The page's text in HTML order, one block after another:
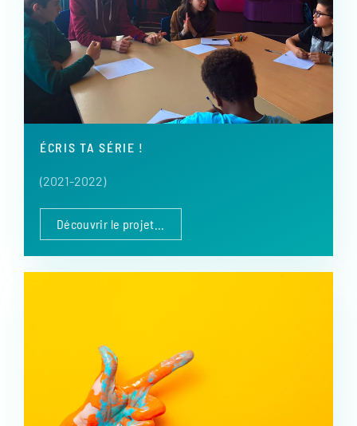
ÉCRIS TA SÉRIE !
(2021-2022)
Découvrir le projet...